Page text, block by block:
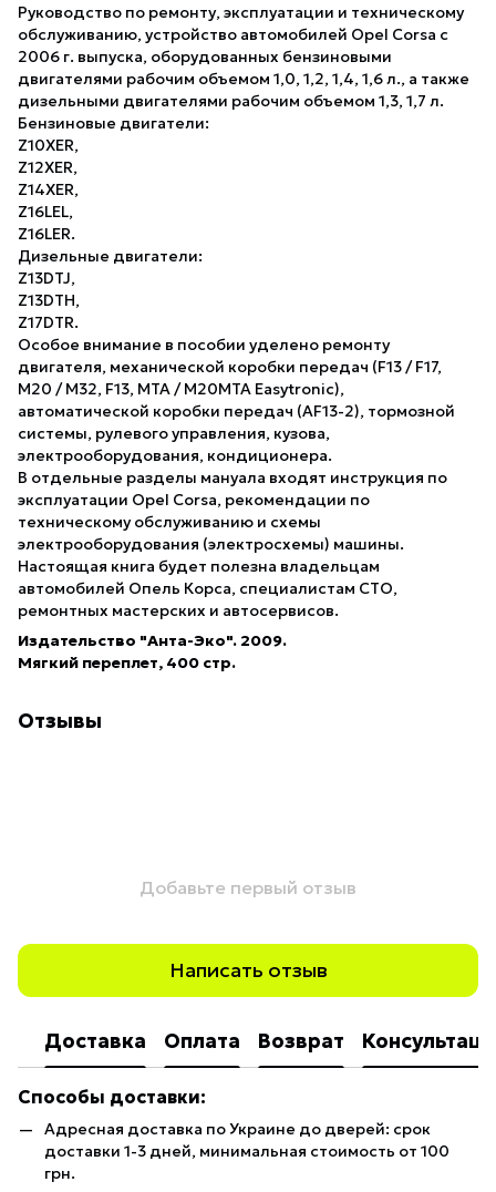
Руководство по ремонту, эксплуатации и техническому
обслуживанию, устройство автомобилей Opel Сorsa с
2006 г. выпуска, оборудованных бензиновыми
двигателями рабочим объемом 1,0, 1,2, 1,4, 1,6 л., а также
дизельными двигателями рабочим объемом 1,3, 1,7 л.
Бензиновые двигатели:
Z10XER,
Z12XER,
Z14XER,
Z16LEL,
Z16LER.
Дизельные двигатели:
Z13DTJ,
Z13DTH,
Z17DTR.
Особое внимание в пособии уделено ремонту
двигателя, механической коробки передач (F13 / F17,
M20 / M32, F13, MTA / M20MTA Easytronic),
автоматической коробки передач (AF13-2), тормозной
системы, рулевого управления, кузова,
электрооборудования, кондиционера.
В отдельные разделы мануала входят инструкция по
эксплуатации Opel Сorsa, рекомендации по
техническому обслуживанию и схемы
электрооборудования (электросхемы) машины.
Настоящая книга будет полезна владельцам
автомобилей Опель Корса, специалистам СТО,
ремонтных мастерских и автосервисов.
Издательство "Анта-Эко". 2009.
Мягкий переплет, 400 стр.
Отзывы
Добавьте первый отзыв
Написать отзыв
Доставка Оплата Возврат
Способы доставки:
Адресная доставка по Украине до дверей: срок
доставки 1-3 дней, минимальная стоимость от 100
грн.